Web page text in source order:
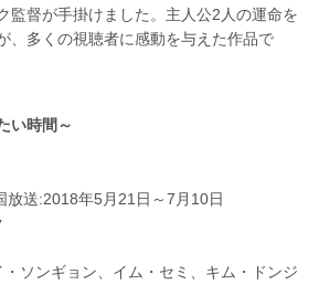
監督が手掛けました。主人公2人の運命を
、多くの視聴者に感動を与えた作品で
い時間～
放送:2018年5月21日～7月10日
ソンギョン、イム・セミ、キム・ドンジ